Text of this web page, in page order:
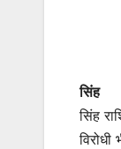
सिंह
सिंह